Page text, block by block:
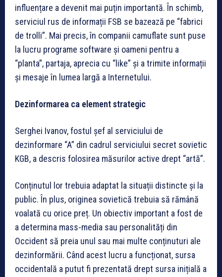
influențare a devenit mai puțin importantă. În schimb,
serviciul rus de informații FSB se bazează pe “fabrici
de trolli”. Mai precis, în companii camuflate sunt puse
la lucru programe software și oameni pentru a
“planta”, partaja, aprecia cu “like” și a trimite informații
și mesaje în lumea largă a Internetului.
Dezinformarea ca element strategic
Serghei Ivanov, fostul șef al serviciului de
dezinformare “A” din cadrul serviciului secret sovietic
KGB, a descris folosirea măsurilor active drept “artă”.
Conținutul lor trebuia adaptat la situații distincte și la
public. În plus, originea sovietică trebuia să rămână
voalată cu orice preț. Un obiectiv important a fost de
a determina mass-media sau personalități din
Occident să preia unul sau mai multe conținuturi ale
dezinformării. Când acest lucru a funcționat, sursa
occidentală a putut fi prezentată drept sursa inițială a